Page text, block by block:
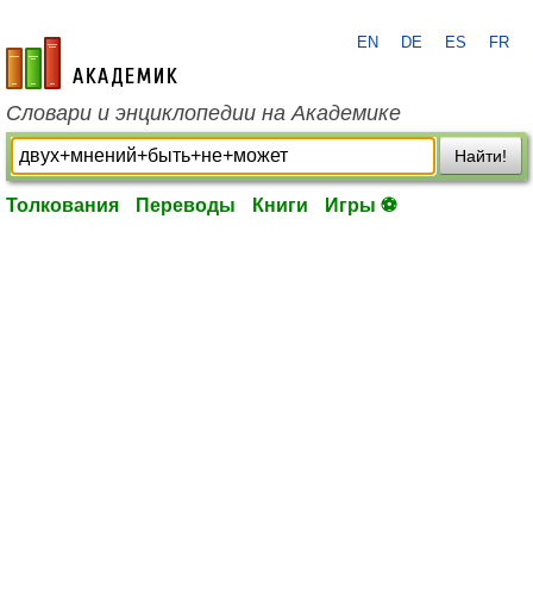
academic.ru
EN DE ES FR
Словари и энциклопедии на Академике
Найти!
Толкования Переводы Книги Игры ⚽